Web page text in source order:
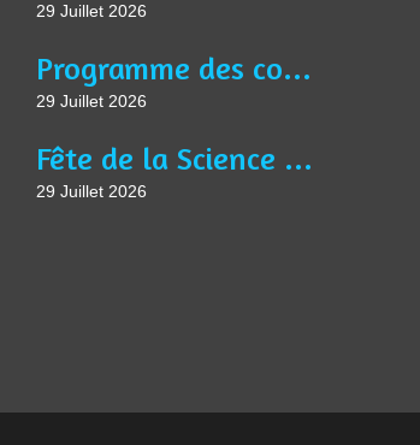
29 Juillet 2026
Programme des conférences, des activités et ateliers de l'année universitaire 2025-2026
29 Juillet 2026
Fête de la Science à Liévin le jeudi 8 octobre à 9h30, sur le thème " Saveurs Savantes ".
29 Juillet 2026